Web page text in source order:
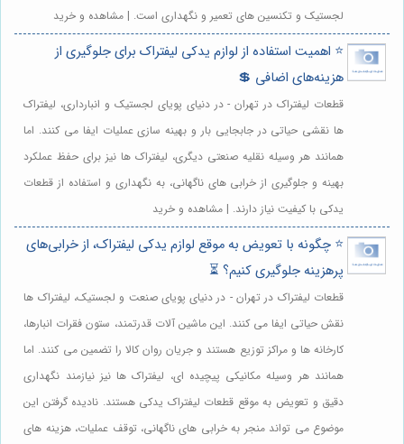
لجستیک و تکنسین های تعمیر و نگهداری است. | مشاهده و خرید
⭐️ اهمیت استفاده از لوازم یدکی لیفتراک برای جلوگیری از
هزینه‌های اضافی 💲
قطعات لیفتراک در تهران - در دنیای پویای لجستیک و انبارداری، لیفتراک
ها نقشی حیاتی در جابجایی بار و بهینه سازی عملیات ایفا می کنند. اما
همانند هر وسیله نقلیه صنعتی دیگری، لیفتراک ها نیز برای حفظ عملکرد
بهینه و جلوگیری از خرابی های ناگهانی، به نگهداری و استفاده از قطعات
یدکی با کیفیت نیاز دارند. | مشاهده و خرید
⭐️ چگونه با تعویض به موقع لوازم یدکی لیفتراک، از خرابی‌های
پرهزینه جلوگیری کنیم؟ ⏳
قطعات لیفتراک در تهران - در دنیای پویای صنعت و لجستیک، لیفتراک ها
نقش حیاتی ایفا می کنند. این ماشین آلات قدرتمند، ستون فقرات انبارها،
کارخانه ها و مراکز توزیع هستند و جریان روان کالا را تضمین می کنند. اما
همانند هر وسیله مکانیکی پیچیده ای، لیفتراک ها نیز نیازمند نگهداری
دقیق و تعویض به موقع قطعات لیفتراک یدکی هستند. نادیده گرفتن این
موضوع می تواند منجر به خرابی های ناگهانی، توقف عملیات، هزینه های